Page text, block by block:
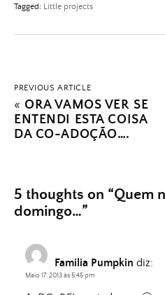
Tagged: Little projects
PREVIOUS ARTICLE
« ORA VAMOS VER SE
ENTENDI ESTA COISA
DA CO-ADOÇÃO….
5 thoughts on “Quem
domingo…”
Familia Pumpkin diz:
Maio 17, 2013 às 5:45 pm